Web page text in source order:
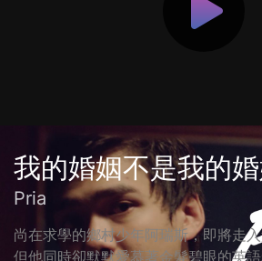
我的婚姻不是我的
Pria
尚在求學的鄉村少年阿瑞斯，即將走
但他同時卻默默愛慕著金髮碧眼的英